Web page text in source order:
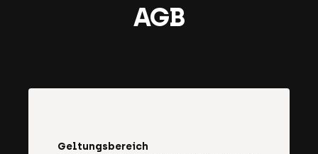
AGB
Geltungsbereich